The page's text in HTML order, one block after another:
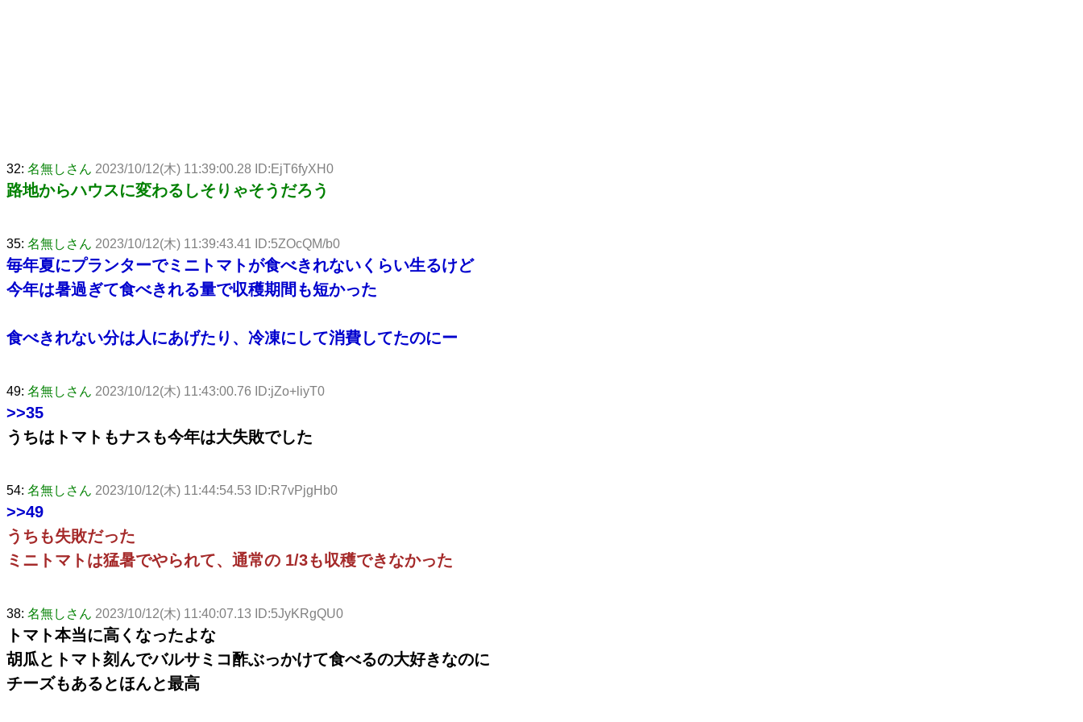
32: 名無しさん 2023/10/12(木) 11:39:00.28 ID:EjT6fyXH0
路地からハウスに変わるしそりゃそうだろう
35: 名無しさん 2023/10/12(木) 11:39:43.41 ID:5ZOcQM/b0
毎年夏にプランターでミニトマトが食べきれないくらい生るけど
今年は暑過ぎて食べきれる量で収穫期間も短かった
食べきれない分は人にあげたり、冷凍にして消費してたのにー
49: 名無しさん 2023/10/12(木) 11:43:00.76 ID:jZo+liyT0
>>35
うちはトマトもナスも今年は大失敗でした
54: 名無しさん 2023/10/12(木) 11:44:54.53 ID:R7vPjgHb0
>>49
うちも失敗だった
ミニトマトは猛暑でやられて、通常の 1/3も収穫できなかった
38: 名無しさん 2023/10/12(木) 11:40:07.13 ID:5JyKRgQU0
トマト本当に高くなったよな
胡瓜とトマト刻んでバルサミコ酢ぶっかけて食べるの大好きなのに
チーズもあるとほんと最高